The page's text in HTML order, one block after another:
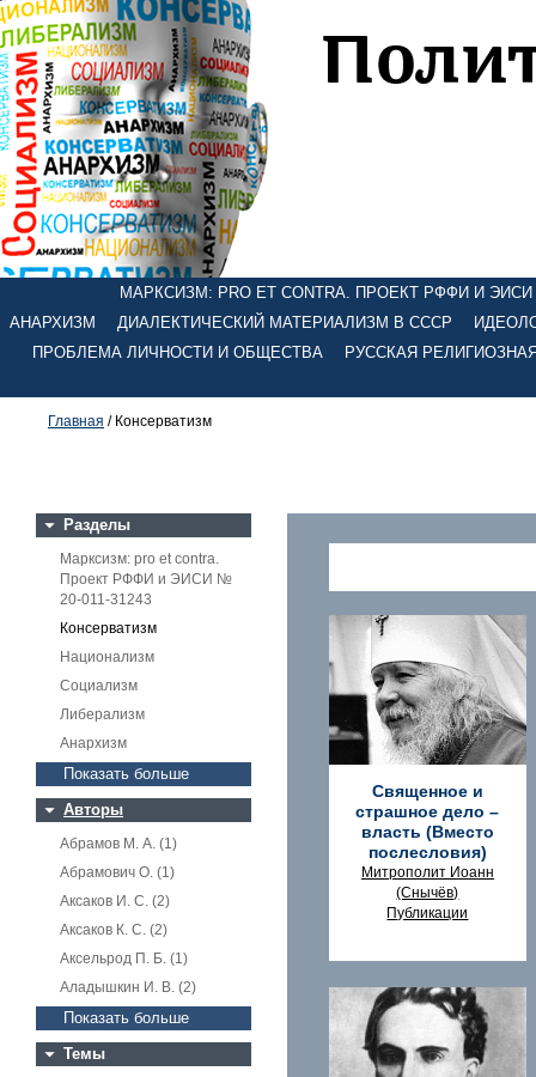
МАРКСИЗМ: PRO ET CONTRA. ПРОЕКТ РФФИ И ЭИСИ
АНАРХИЗМ
ДИАЛЕКТИЧЕСКИЙ МАТЕРИАЛИЗМ В СССР
ПРОБЛЕМА ЛИЧНОСТИ И ОБЩЕСТВА
РУССКАЯ
Главная / Консерватизм
Разделы
Марксизм: pro et contra.
Проект РФФИ и ЭИСИ №
20-011-31243
Консерватизм
Национализм
Социализм
Либерализм
Анархизм
Показать больше
Авторы
Абрамов М. А. (1)
Абрамович О. (1)
Аксаков И. С. (2)
Аксаков К. С. (2)
Аксельрод П. Б. (1)
Аладышкин И. В. (2)
Показать больше
Темы
Священное и
страшное дело –
власть (Вместо
послесловия)
Митрополит Иоанн
(Снычёв)
Публикации